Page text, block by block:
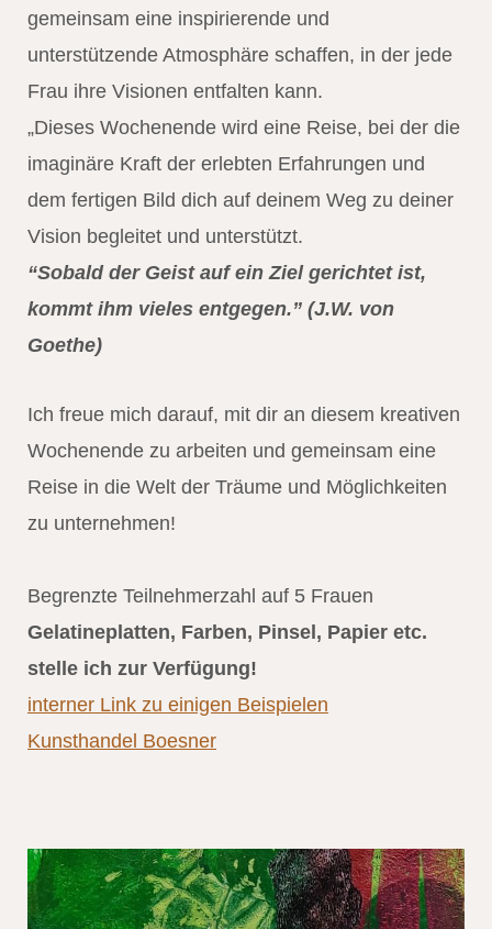
gemeinsam eine inspirierende und
unterstützende Atmosphäre schaffen, in der jede
Frau ihre Visionen entfalten kann.
„Dieses Wochenende wird eine Reise, bei der die
imaginäre Kraft der erlebten Erfahrungen und
dem fertigen Bild dich auf deinem Weg zu deiner
Vision begleitet und unterstützt.
“Sobald der Geist auf ein Ziel gerichtet ist,
kommt ihm vieles entgegen.” (J.W. von
Goethe)
Ich freue mich darauf, mit dir an diesem kreativen
Wochenende zu arbeiten und gemeinsam eine
Reise in die Welt der Träume und Möglichkeiten
zu unternehmen!
Begrenzte Teilnehmerzahl auf 5 Frauen
Gelatineplatten, Farben, Pinsel, Papier etc.
stelle ich zur Verfügung!
interner Link zu einigen Beispielen
Kunsthandel Boesner